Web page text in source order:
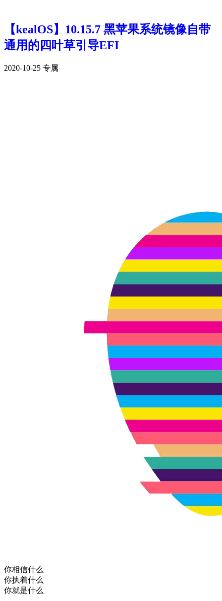
【kealOS】10.15.7 黑苹果系统镜像自带
通用的四叶草引导EFI
2020-10-25 专属
你相信什么
你执着什么
你就是什么